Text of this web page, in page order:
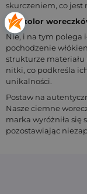
skurczeniem, co jest
Czy kolor
Nie, i na tym polega
pochodzenie
strukturze
nitki, co podkreśla
unikalności.
Postaw na
Nasze ciemne
marka wyróżniła się
pozostawiając